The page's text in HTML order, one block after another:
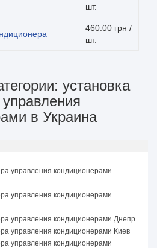
шт.
460.00 грн /
шт.
установка
в Украина
управления кондиционерами
управления кондиционерами
управления кондиционерами Днепр
управления кондиционерами Киев
управления кондиционерами